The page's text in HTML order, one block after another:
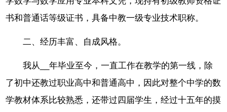
书和普通话等级证书，具备中教一级专业技术职称。
二、经历丰富、自成风格。
我从__年毕业至今，一直工作在教学的第一线，除
了初中还教过职业高中和普通高中，因此对整个中学的数
学教材体系比较熟悉，还带过四届学生，经过十五年的摸